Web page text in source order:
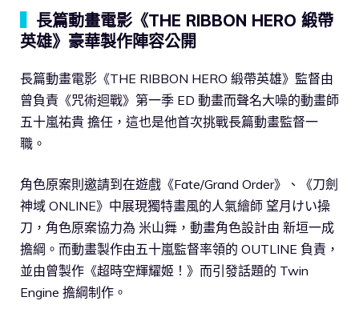
長篇動畫電影《THE RIBBON HERO 緞帶
英雄》豪華製作陣容公開
長篇動畫電影《THE RIBBON HERO 緞帶英雄》監督由
曾負責《咒術迴戰》第一季 ED 動畫而聲名大噪的動畫師
五十嵐祐貴 擔任，這也是他首次挑戰長篇動畫監督一
職。
角色原案則邀請到在遊戲《Fate/Grand Order》、《刀劍
神域 ONLINE》中展現獨特畫風的人氣繪師 望月けい操
刀，角色原案協力為 米山舞，動畫角色設計由 新垣一成
擔綱。而動畫製作由五十嵐監督率領的 OUTLINE 負責，
並由曾製作《超時空輝耀姬！》而引發話題的 Twin
Engine 擔綱制作。